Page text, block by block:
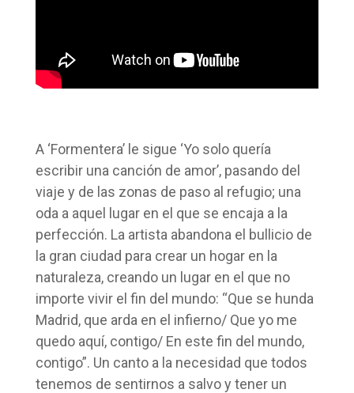
A ‘Formentera’ le sigue ‘Yo solo quería
escribir una canción de amor’, pasando del
viaje y de las zonas de paso al refugio; una
oda a aquel lugar en el que se encaja a la
perfección. La artista abandona el bullicio de
la gran ciudad para crear un hogar en la
naturaleza, creando un lugar en el que no
importe vivir el fin del mundo: “Que se hunda
Madrid, que arda en el infierno/ Que yo me
quedo aquí, contigo/ En este fin del mundo,
contigo”. Un canto a la necesidad que todos
tenemos de sentirnos a salvo y tener un